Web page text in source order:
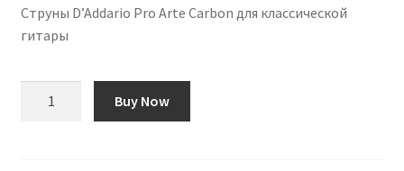
Струны D’Addario Pro Arte Carbon для классической
гитары
Buy Now